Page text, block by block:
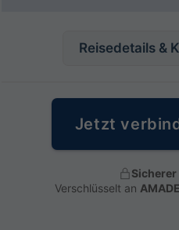
Reisedetails &
Jetzt
Verschlüsselt an